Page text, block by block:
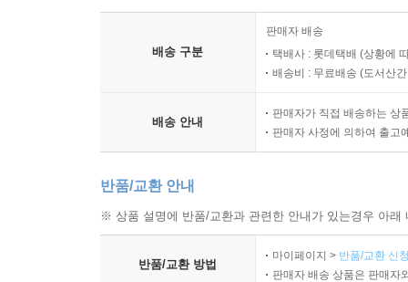
배송 구분
판매자 배송
택배사 : 롯데택배 (상황에
배송비 : 무료배송 (도서산
배송 안내
판매자가 직접 배송하는 상
판매자 사정에 의하여 출고
반품/교환 안내
※ 상품 설명에 반품/교환과 관련한 안내가 있는경우 아
반품/교환 방법
마이페이지 > 반품/교환 신
판매자 배송 상품은 판매자